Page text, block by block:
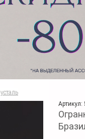
Артикул: